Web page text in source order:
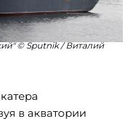
© Sputnik / Виталий
в акватории